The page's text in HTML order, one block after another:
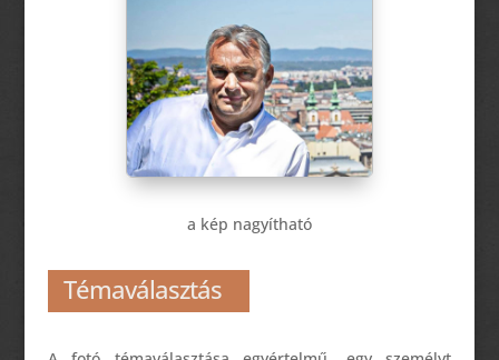
a kép nagyítható
Témaválasztás